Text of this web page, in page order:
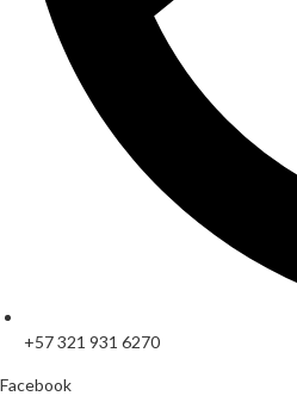
+57 321 931 6270
Facebook